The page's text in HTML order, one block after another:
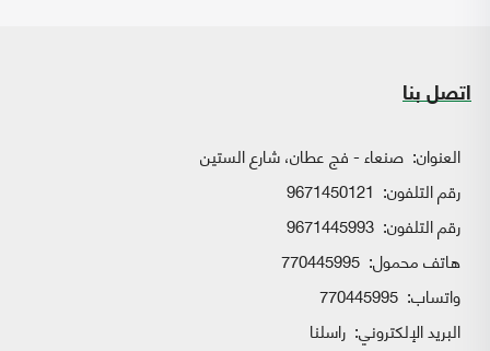
اتصل بنا
العنوان: صنعاء - فج عطان، شارع الستين
رقم التلفون: 9671450121
رقم التلفون: 9671445993
هاتف محمول: 770445995
واتساب:
البريد الإلكتروني: راسلنا